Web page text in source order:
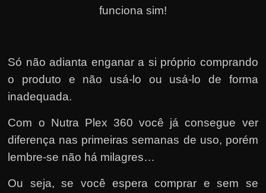
funciona sim!
Só não adianta enganar a si próprio comprando
o produto e não usá-lo ou usá-lo de forma
inadequada.
Com o Nutra Plex 360 você já consegue ver
diferença nas primeiras semanas de uso, porém
lembre-se não há milagres…
Ou seja, se você espera comprar e sem se